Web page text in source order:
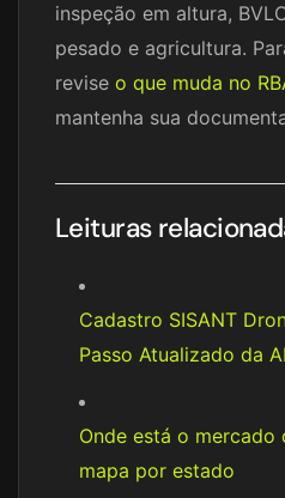
inspeção em altura,
pesado e agricultura.
revise o que muda no
mantenha sua
Leituras
Cadastro SISANT
Passo Atualizado da
Onde está o mercado
mapa por estado